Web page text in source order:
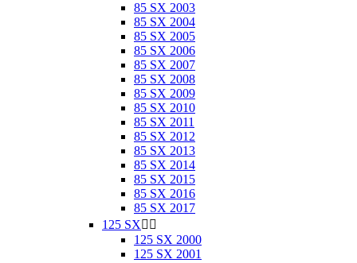
85 SX 2003
85 SX 2004
85 SX 2005
85 SX 2006
85 SX 2007
85 SX 2008
85 SX 2009
85 SX 2010
85 SX 2011
85 SX 2012
85 SX 2013
85 SX 2014
85 SX 2015
85 SX 2016
85 SX 2017
125 SX 
125 SX 2000
125 SX 2001